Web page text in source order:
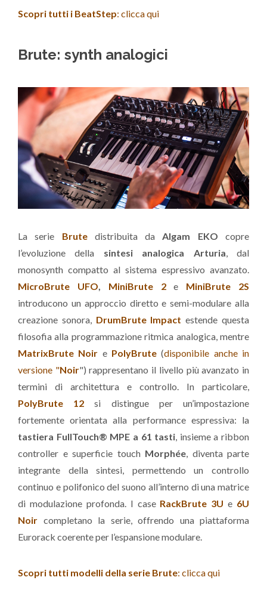
Scopri tutti i BeatStep: clicca qui
Brute: synth analogici
La serie Brute distribuita da Algam EKO copre
l’evoluzione della sintesi analogica Arturia , dal
monosynth compatto al sistema espressivo avanzato.
MicroBrute UFO
MiniBrute 2e MiniBrute 2S
introducono un approccio diretto e semi-modulare alla
creazione sonora, DrumBrute Impactestende questa
filosofia alla programmazione ritmica analogica, mentre
MatrixBrute Noir e PolyBrute (disponibile anche in
versione "Noir") rappresentano il livello più avanzato in
termini di architettura e controllo. In particolare,
PolyBrute 12si distingue per un’impostazione
fortemente orientata alla performance espressiva: la
tastiera FullTouch® MPE a 61 tasti , insieme a ribbon
controller e superficie touch Morphée , diventa parte
integrante della sintesi, permettendo un controllo
continuo e polifonico del suono all’interno di una matrice
di modulazione profonda. I case RackBrute 3U e 6U
Noir completano la serie, offrendo una piattaforma
Eurorack coerente per l’espansione modulare.
Scopri tutti modelli della serie Brute: clicca qui